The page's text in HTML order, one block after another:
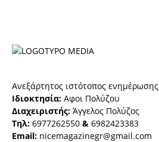
Ανεξάρτητος ιστότοπος ενημέρωσης
Ιδιοκτησία: Αφοι Πολύζου
Διαχειριστής: Άγγελος Πολύζος
Τηλ: 6977262550 & 6982423383
Email: nicemagazinegr@gmail.com